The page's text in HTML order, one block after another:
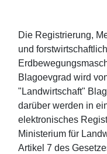
dem
30.09.2025
Die Registrierung,
und
Blagoevgrad wird
"Landwirtschaft"
darüber werden in
elektronisches
Ministerium für
Artikel 7 des